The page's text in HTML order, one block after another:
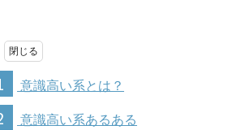
意識高い系とは？
意識高い系あるある